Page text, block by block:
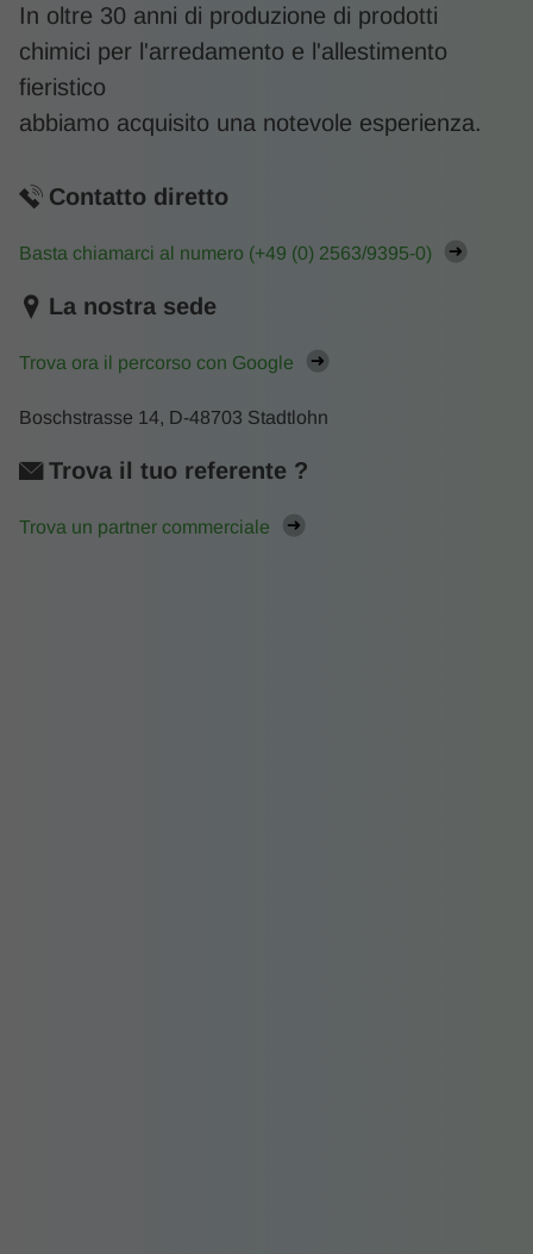
In oltre 30 anni di produzione di prodotti
chimici per l'arredamento e l'allestimento
fieristico
abbiamo acquisito una notevole esperienza.
Contatto diretto
Basta chiamarci al numero (+49 (0) 2563/9395-0)
La nostra sede
Trova ora il percorso con Google
Boschstrasse 14, D-48703 Stadtlohn
Trova il tuo referente ?
Trova un partner commerciale